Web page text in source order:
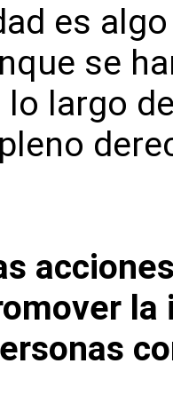
es
se
largo